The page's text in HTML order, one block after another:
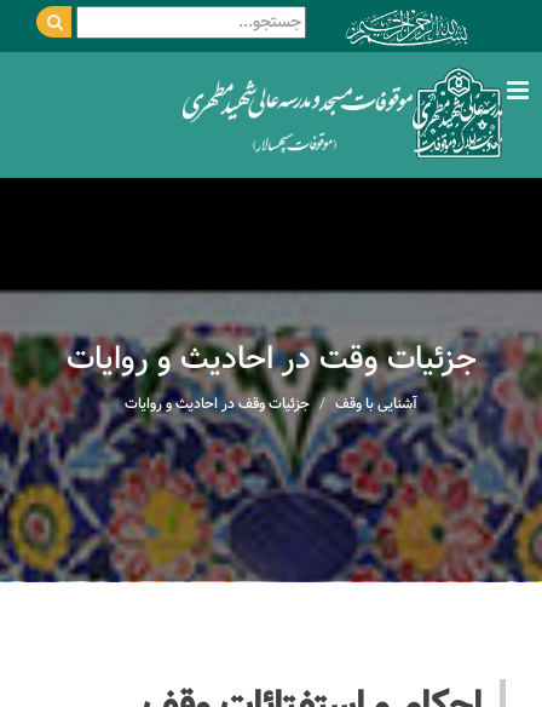
جزئیات وقت در احادیث و روایات
آشنایی با وقف جزئیات وقف در احادیث و روایات